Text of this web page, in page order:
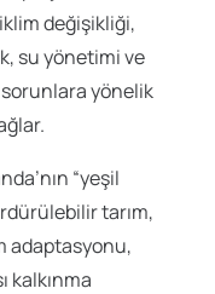
değişikliği,
su yönetimi ve
yönelik
“yeşil
tarım,
adaptasyonu,
kalkınma